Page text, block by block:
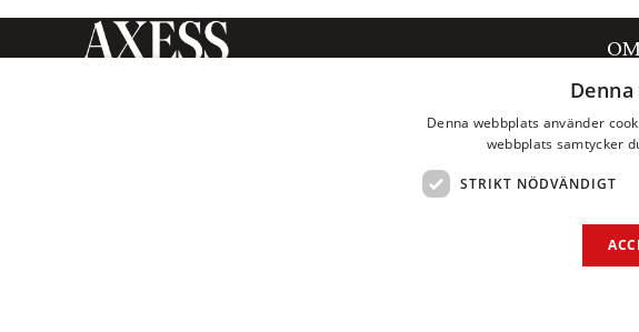
Om
Denna webbplats använder
webbplats samtycker
STRIKT NÖDVÄNDIGT